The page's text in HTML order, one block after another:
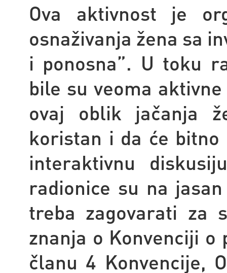
Ova aktivnost je
osnaživanja žena sa
i ponosna”. U toku
bile su veoma
ovaj oblik jačanja
koristan i da će
interaktivnu
radionice su na
treba zagovarati za
znanja o Konvenciji
članu 4 Konvencije,